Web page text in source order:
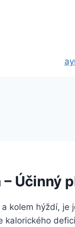
Účinný
kolem hýždí,